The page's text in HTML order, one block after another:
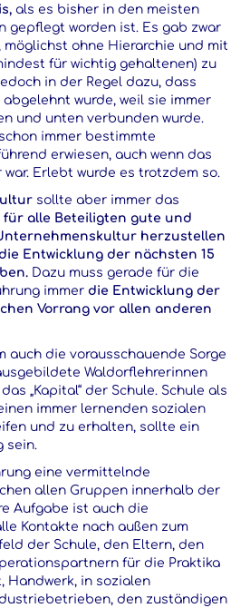
als es bisher in den meisten
gepflegt worden ist. Es gab zwar
möglichst ohne Hierarchie und mit
für wichtig gehaltenen) zu
in der Regel dazu, dass
wurde, weil sie immer
und unten verbunden wurde.
immer bestimmte
erwiesen, auch wenn das
Erlebt wurde es trotzdem so.
sollte aber immer das
für alle Beteiligten gute und
herzustellen
Entwicklung der nächsten 15
Dazu muss gerade für die
immer die Entwicklung der
Vorrang vor allen anderen
auch die vorausschauende Sorge
Waldorflehrerinnen
„Kapital“ der Schule. Schule als
immer lernenden sozialen
und zu erhalten, sollte ein
sein.
eine vermittelnde
allen Gruppen innerhalb der
Aufgabe ist auch die
Kontakte nach außen zum
der Schule, den Eltern, den
für die Praktika
Handwerk, in sozialen
den zuständigen